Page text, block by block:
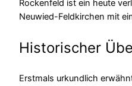
Rockenfeld ist ein heute
Neuwied-Feldkirchen mit
Historischer
Erstmals urkundlich